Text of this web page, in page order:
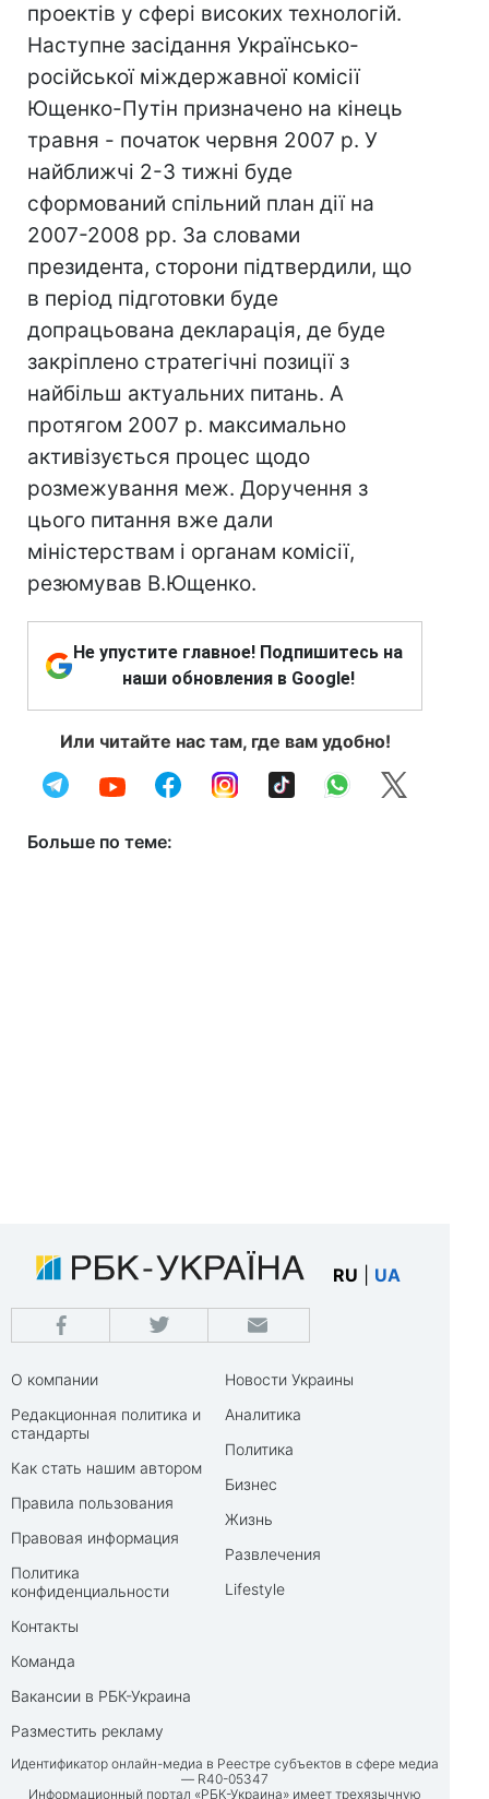
проектів у сфері високих технологій.
Наступне засідання Українсько-
російської міждержавної комісії
Ющенко-Путін призначено на кінець
травня - початок червня 2007 р. У
найближчі 2-3 тижні буде
сформований спільний план дії на
2007-2008 рр. За словами
президента, сторони підтвердили, що
в період підготовки буде
допрацьована декларація, де буде
закріплено стратегічні позиції з
найбільш актуальних питань. А
протягом 2007 р. максимально
активізується процес щодо
розмежування меж. Доручення з
цього питання вже дали
міністерствам і органам комісії,
резюмував В.Ющенко.
Не упустите главное! Подпишитесь на
наши обновления в Google!
Или читайте нас там, где вам удобно!
Больше по теме:
RU UA
О компании
Редакционная политика и
стандарты
Как стать нашим автором
Правила пользования
Правовая информация
Политика
конфиденциальности
Контакты
Команда
Вакансии в РБК-Украина
Разместить рекламу
Новости Украины
Аналитика
Политика
Бизнес
Жизнь
Развлечения
Lifestyle
Идентификатор онлайн-медиа в Реестре субъектов в сфере медиа
— R40-05347
Информационный портал «РБК-Украина» имеет трехязычную